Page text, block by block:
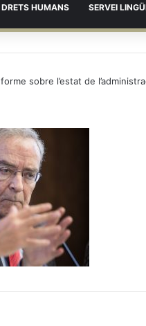
DRETS HUMANS SERVEI
sobre l’estat de